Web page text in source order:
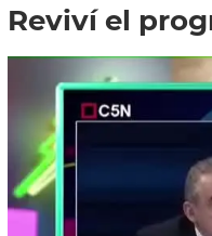
Reviví el